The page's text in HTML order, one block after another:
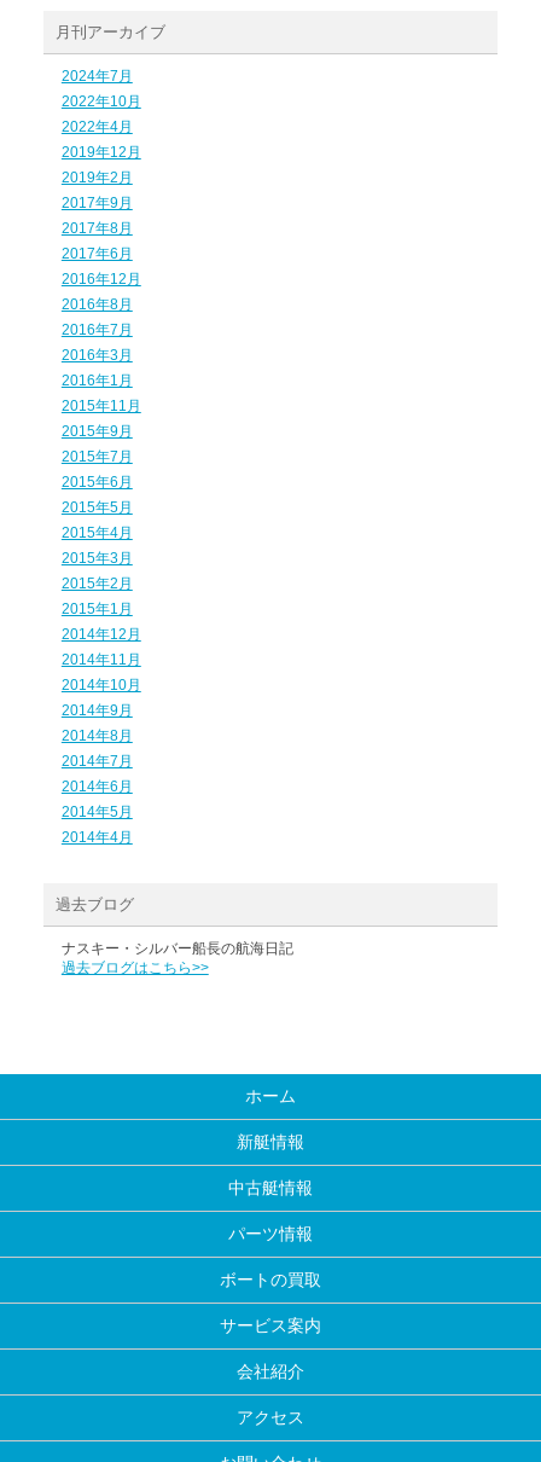
月刊アーカイブ
2024年7月
2022年10月
2022年4月
2019年12月
2019年2月
2017年9月
2017年8月
2017年6月
2016年12月
2016年8月
2016年7月
2016年3月
2016年1月
2015年11月
2015年9月
2015年7月
2015年6月
2015年5月
2015年4月
2015年3月
2015年2月
2015年1月
2014年12月
2014年11月
2014年10月
2014年9月
2014年8月
2014年7月
2014年6月
2014年5月
2014年4月
過去ブログ
ナスキー・シルバー船長の航海日記
過去ブログはこちら>>
ホーム
新艇情報
中古艇情報
パーツ情報
ボートの買取
サービス案内
会社紹介
アクセス